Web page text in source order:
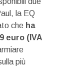
la EQ
che ha
euro (IVA
più